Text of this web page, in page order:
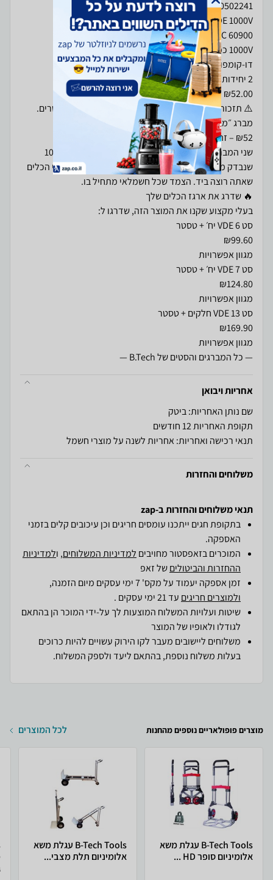
⚠️ תזכורת: בעבודה עם חשמל חי – רק מברגי VDE מאושרים.
שני המברגים הנפוצים ביותר בלוח חשמל, עם בידוד 1000V
שנבדק מברג-מברג. כשאתה עומד מול לוח חי – אלה שני הכלים
— כל המברגים והסטים של B.Tech —
אחריות ויבואן
שם נותן האחריות: ביטק
תקופת האחריות 12 חודשים
תנאי רכישה ואחריות: אחריות לשנה על מוצרי חשמל
משלוחים והחזרות
תנאי משלוחים והחזרות ב-zap
בתקופת חגים ייתכנו עומסים חריגים וכן עיכובים קלים בזמני
האספקה.
המוכרים בזאפסטור מחויבים למדיניות המשלוחים, ולמדיניות
ההחזרות והביטוליםשל זאפ
זמן אספקה יעמוד על מקס' 7 ימי עסקים מיום הזמנה,
ולמוצרים חריגים עד 21 ימי עסקים .
שיטות ועלויות המשלוח המוצעות לך על-ידי המוכר הן בהתאם
לגודלו ולאופיו של המוצר
משלוחים ליישובים מעבר לקו הירוק עשויים להיות כרוכים
בעלות משלוח נוספת, בהתאם ליעד ולספק המשלוח.
מוצרים פופולאריים נוספים מהחנות לכל המוצרים
B-Tech Tools עגלת משא
אלומיניום סופר HD ...
B-Tech Tools עגלת משא
אלומיניום תלת מצבי...